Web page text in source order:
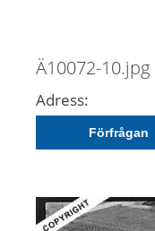
Ä10072-10.jpg
Adress:
Förfrågan